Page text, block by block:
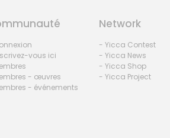
vous ici
- œuvres
- événements
Network
- Yicca Contest
- Yicca News
- Yicca Shop
- Yicca Project